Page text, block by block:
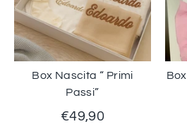
Box Nascita “ Primi
Passi”
€49,90